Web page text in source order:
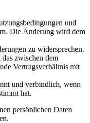
und
Die Änderung wird dem
zu widersprechen.
zwischen dem
Vertragsverhältnis mit
und verbindlich, wenn
hat.
persönlichen Daten